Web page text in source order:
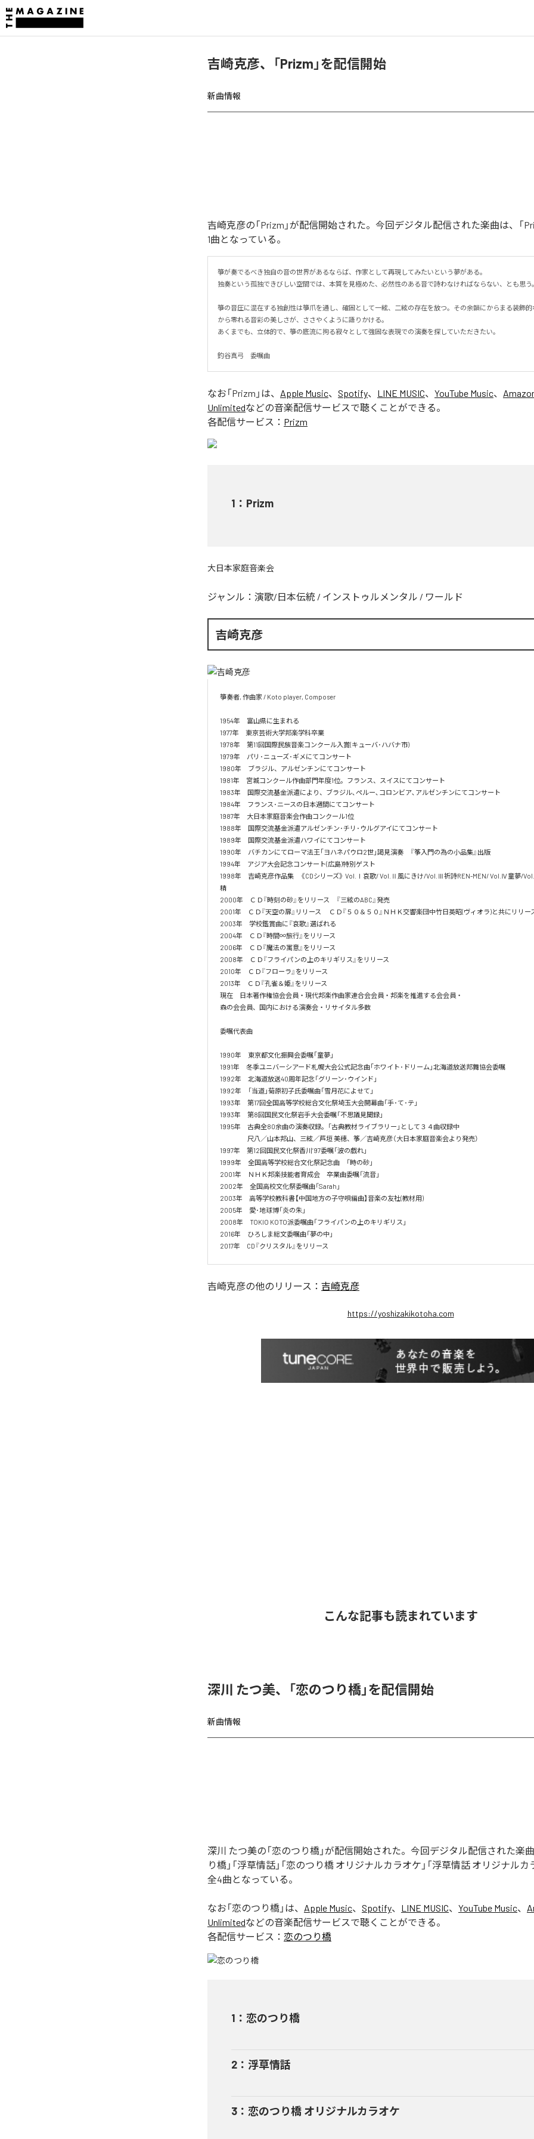
吉崎克彦、「Prizm」を配信開始
新曲情報
吉崎克彦の「Prizm」が配信開始された。今回デジタル配信された楽曲は、「
1曲となっている。
箏が奏でるべき独自の音の世界があるならば、作家として再現してみたいという夢がある。
独奏という孤独できびしい空間では、本質を見極めた、必然性のある音で詩わなければならない、とも思う。
箏の音圧に混在する独創性は箏爪を通し、確固として一絃、二絃の存在を放つ。その余韻にからまる装飾
から零れる音彩の美しさが、ささやくように語りかける。
あくまでも、立体的で、箏の底流に拘る寂々として強固な表現での演奏を探していただきたい。
釣谷真弓　委嘱曲
なお「Prizm 」は、 Apple Music、 Spotify、 LINE MUSIC、 YouTube Music、
Unlimitedなどの音楽配信サービスで聴くことができる。
各配信サービス： Prizm
1 ： Prizm
大日本家庭音楽会
ジャンル： 演歌/日本伝統 / インストゥルメンタル / ワールド
吉崎克彦
箏奏者, 作曲家 / Koto player, Composer
1954年　富山県に生まれる
1977年　東京芸術大学邦楽学科卒業
1978年　第11回国際民族音楽コンクール入賞(キューバ･ハバナ市)
1979年　パリ･ニューズ･ギメにてコンサート
1980年　ブラジル、アルゼンチンにてコンサート
1981年　宮城コンクール作曲部門年度1位。フランス、スイスにてコンサート
1983年　国際交流基金派遣により、ブラジル､ペルー､コロンビア､アルゼンチンにてコンサート
1984年　フランス･ニースの日本週間にてコンサート
1987年　大日本家庭音楽会作曲コンクール1位
1988年　国際交流基金派遣アルゼンチン･チリ･ウルグアイにてコンサート
1989年　国際交流基金派遣ハワイにてコンサート
1990年　バチカンにてローマ法王｢ヨハネパウロ2世｣謁見演奏　『筝入門の為の小品集』出版
1994年　アジア大会記念コンサート(広島)特別ゲスト
1998年　吉崎克彦作品集　《CDシリーズ》 Vol.Ⅰ哀歌/ Vol.Ⅱ風にきけ/Vol.Ⅲ祈詩REN-MEN/ Vol.Ⅳ童夢/
精
2000年　ＣＤ『時刻の砂』をリリース　『三絃のABC』発売
2001年　ＣＤ『天空の扉』リリース　 ＣＤ『５０＆５０』ＮＨＫ交響楽団中竹日英昭(ヴィオラ)と共にリリー
2003年　学校鑑賞曲に『哀歌』選ばれる
2004年　ＣＤ『時間∞旅行』をリリース
2006年　ＣＤ『魔法の寓意』をリリース
2008年　ＣＤ『フライパンの上のキリギリス』をリリース
2010年　ＣＤ『フローラ』をリリース
2013年　ＣＤ『孔雀＆姫』をリリース
現在　日本著作権協会会員・現代邦楽作曲家連合会会員・邦楽を推進する会会員・
森の会会員、国内における演奏会・リサイタル多数
委嘱代表曲
1990年　東京都文化振興会委嘱｢童夢｣
1991年　冬季ユニバーシアード札幌大会公式記念曲｢ホワイト･ドリーム｣北海道放送邦舞協会委嘱
1992年　北海道放送40周年記念「グリーン･ウインド」
1992年　「当道」菊原初子氏委嘱曲「雪月花によせて」
1993年　第17回全国高等学校総合文化祭埼玉大会開幕曲「手･て･テ」
1993年　第8回国民文化祭岩手大会委嘱「不思議見聞録」
1995年　古典全80余曲の演奏収録。「古典教材ライブラリー」として３４曲収録中
尺八／山本邦山、三絃／芦垣 美穂、筝／吉崎克彦（大日本家庭音楽会より発売）
1997年　第12回国民文化祭香川’97委嘱「波の戯れ」
1999年　全国高等学校総合文化祭記念曲　「時の砂」
2001年　ＮＨＫ邦楽技能者育成会　卒業曲委嘱「流音」
2002年　全国高校文化祭委嘱曲「Sarah」
2003年　高等学校教科書【中国地方の子守唄編曲】音楽の友社(教材用)
2005年　愛･地球博「炎の朱」
2008年　TOKIO KOTO派委嘱曲「フライパンの上のキリギリス」
2016年　ひろしま総文委嘱曲「夢の中」
2017年　CD『クリスタル』をリリース
吉崎克彦の他のリリース： 吉崎克彦
https://yoshizakikotoha.com
こんな記事も読まれています
深川 たつ美、「恋のつり橋」を配信開始
新曲情報
深川 たつ美の「恋のつり橋」が配信開始された。今回デジタル配信された楽
り橋」「浮草情話」「恋のつり橋 オリジナルカラオケ」「浮草情話 オリジナルカ
全4曲となっている。
なお「恋のつり橋 」は、 Apple Music、 Spotify、 LINE MUSIC、 YouTube Music、
Unlimitedなどの音楽配信サービスで聴くことができる。
各配信サービス： 恋のつり橋
1 ： 恋のつり橋
2 ： 浮草情話
3 ： 恋のつり橋 オリジナルカラオケ